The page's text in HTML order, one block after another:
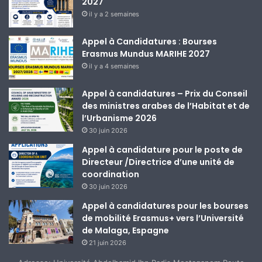
il y a 2 semaines
Appel à Candidatures : Bourses
Erasmus Mundus MARIHE 2027
il y a 4 semaines
Appel à candidatures – Prix du Conseil
des ministres arabes de l’Habitat et de
l’Urbanisme 2026
30 juin 2026
Appel à candidature pour le poste de
Directeur /Directrice d’une unité de
coordination
30 juin 2026
Appel à candidatures pour les bourses
de mobilité Erasmus+ vers l’Université
de Malaga, Espagne
21 juin 2026